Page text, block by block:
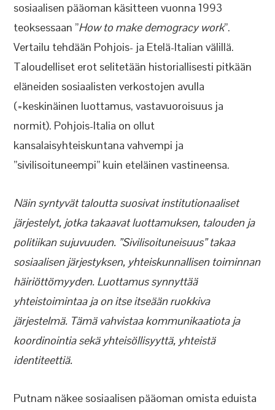
sosiaalisen pääoman käsitteen vuonna 1993
teoksessaan ”How to make demogracy work”.
Vertailu tehdään Pohjois- ja Etelä-Italian välillä.
Taloudelliset erot selitetään historiallisesti pitkään
eläneiden sosiaalisten verkostojen avulla
(=keskinäinen luottamus, vastavuoroisuus ja
normit). Pohjois-Italia on ollut
kansalaisyhteiskuntana vahvempi ja
”sivilisoituneempi” kuin eteläinen vastineensa.
Näin syntyvät taloutta suosivat institutionaaliset
järjestelyt, jotka takaavat luottamuksen, talouden ja
politiikan sujuvuuden. ”Sivilisoituneisuus” takaa
sosiaalisen järjestyksen, yhteiskunnallisen toiminnan
häiriöttömyyden. Luottamus synnyttää
yhteistoimintaa ja on itse itseään ruokkiva
järjestelmä. Tämä vahvistaa kommunikaatiota ja
koordinointia sekä yhteisöllisyyttä, yhteistä
identiteettiä.
Putnam näkee sosiaalisen pääoman omista eduista